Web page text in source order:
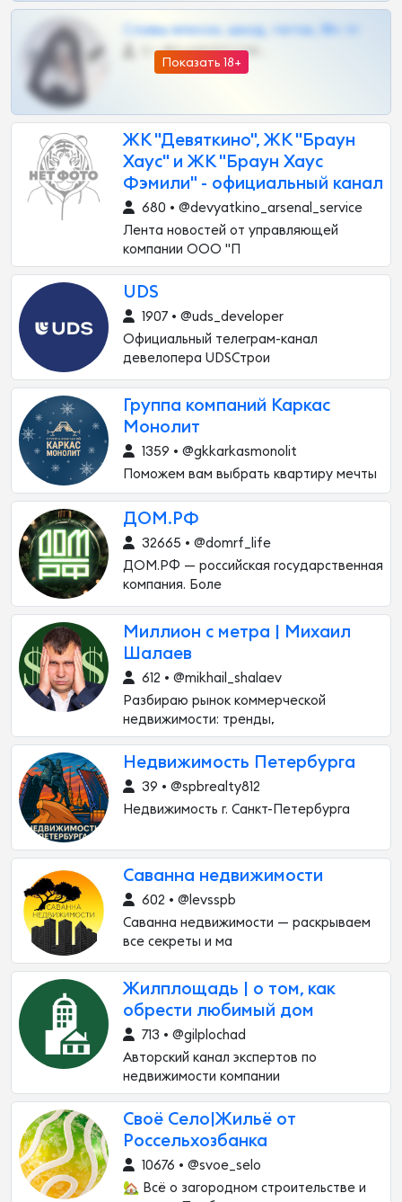
Показать 18+
Сливы вписок, шкод, теток, 18+ тг
0 •
ЖК "Девяткино", ЖК "Браун
Хаус" и ЖК "Браун Хаус
Фэмили" - официальный канал
680 • @devyatkino_arsenal_service
Лента новостей от управляющей
компании ООО "П
UDS
1907 • @uds_developer
Официальный телеграм-канал
девелопера UDSСтрои
Группа компаний Каркас
Монолит
1359 • @gkkarkasmonolit
Поможем вам выбрать квартиру мечты
ДОМ.РФ
32665 • @domrf_life
ДОМ.PФ — российская государственная
компания. Боле
Миллион с метра | Михаил
Шалаев
612 • @mikhail_shalaev
Разбираю рынок коммерческой
недвижимости: тренды,
Недвижимость Петербурга
39 • @spbrealty812
Недвижимость г. Санкт-Петербурга
Саванна недвижимости
602 • @levsspb
Саванна недвижимости — раскрываем
все секреты и ма
Жилплощадь | о том, как
обрести любимый дом
713 • @gilplochad
Авторский канал экспертов по
недвижимости компании
Своё Село|Жильё от
Россельхозбанка
10676 • @svoe_selo
🏡 Всё о загородном строительстве и